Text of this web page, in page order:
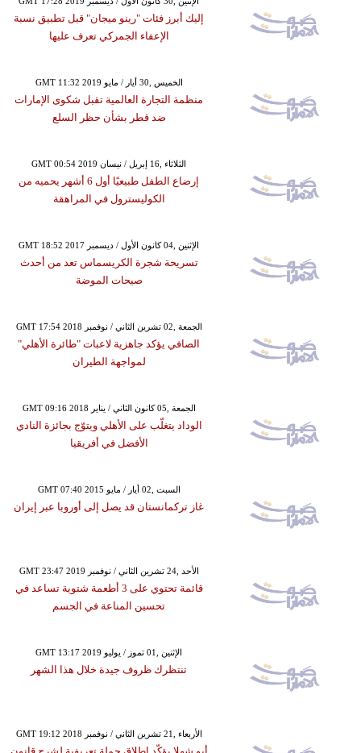
إليك أبرز فئات "رينو ميجان" قبل تطبيق نسبة
الإعفاء الجمركي تعرف عليها
GMT 11:32 2019 الخميس ,30 أيار / مايو
منظمة التجارة العالمية تقبل شكوى الإمارات
ضد قطر بشأن حظر السلع
GMT 00:54 2019 الثلاثاء ,16 إبريل / نيسان
إرضاع الطفل طبيعيًا أول 6 أشهر يحميه من
الكوليسترول في المراهقة
GMT 18:52 2017 الإثنين ,04 كانون الأول / ديسمبر
تسريحة شجرة الكريسماس تعد من أحدث
صيحات الموضة
GMT 17:54 2018 الجمعة ,02 تشرين الثاني / نوفمبر
الصافي يؤكد جاهزية لاعبات "طائرة الأهلي"
لمواجهة الطيران
GMT 09:16 2018 الجمعة ,05 كانون الثاني / يناير
الوداد يتغلّب على الأهلي ويتوّج بجائزة النادي
الأفضل في أفريقيا
GMT 07:40 2015 السبت ,02 أيار / مايو
غاز تركمانستان قد يصل إلى أوروبا عبر إيران
GMT 23:47 2019 الأحد ,24 تشرين الثاني / نوفمبر
قائمة تحتوي على 3 أطعمة شتوية تساعد في
تحسين المناعة في الجسم
GMT 13:17 2019 الإثنين ,01 تموز / يوليو
تنتظرك ظروف جيدة خلال هذا الشهر
GMT 19:12 2018 الأربعاء ,21 تشرين الثاني / نوفمبر